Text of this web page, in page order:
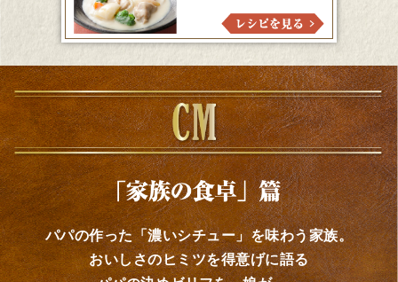
パパの作った「濃いシチュー」を味わう家族。
おいしさのヒミツを得意げに語る